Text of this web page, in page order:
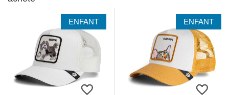
ENFANT ENFANT